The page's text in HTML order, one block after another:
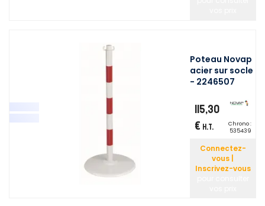
Poteau Novap
acier sur socle
- 2246507
115,30
€ H.T.
Chrono :
535439
Connectez-
vous |
Inscrivez-vous